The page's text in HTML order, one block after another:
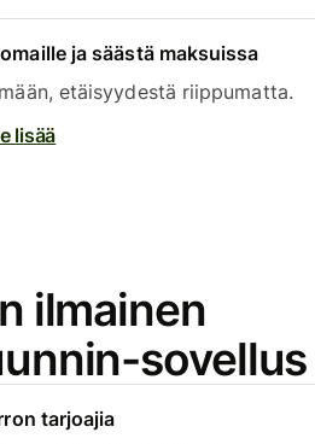
ja säästä maksuissa
etäisyydestä riippumatta.
lisää
ilmainen
sovellus
tarjoajia